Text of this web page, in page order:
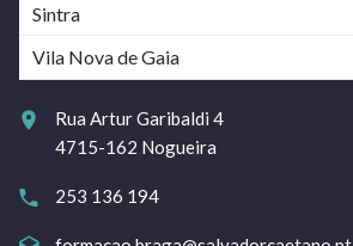
Sintra
Vila Nova de Gaia
Rua Artur Garibaldi 4
4715-162 Nogueira
253 136 194